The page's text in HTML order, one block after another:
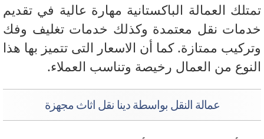
العمالة الباكستانية مهارة عالية في تقديم
نقل معتمدة وكذلك خدمات تغليف وفك
ممتازة. كما أن الاسعار التى تتميز بها هذا
من العمال رخيصة وتناسب العملاء.
عمالة النقل بواسطة دينا نقل اثاث مجهزة